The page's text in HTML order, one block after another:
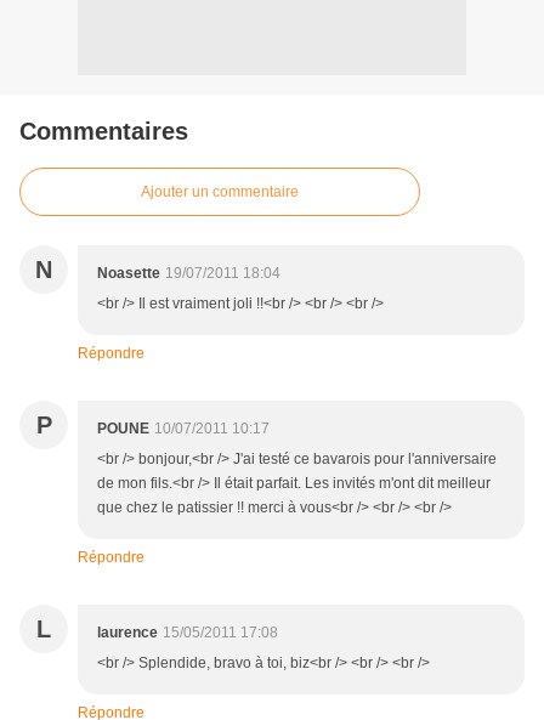
Commentaires
Ajouter un commentaire
N Noasette 19/07/2011 18:04
<br /> Il est vraiment joli !!<br /> <br /> <br />
Répondre
P POUNE 10/07/2011 10:17
<br /> bonjour,<br /> J'ai testé ce bavarois pour l'anniversaire
de mon fils.<br /> Il était parfait. Les invités m'ont dit meilleur
que chez le patissier !! merci à vous<br /> <br /> <br />
Répondre
L laurence 15/05/2011 17:08
<br /> Splendide, bravo à toi, biz<br /> <br /> <br />
Répondre